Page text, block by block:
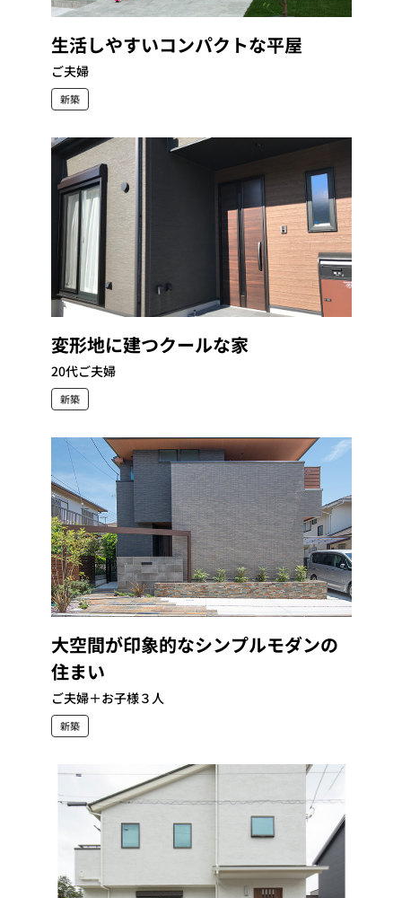
生活しやすいコンパクトな平屋
ご夫婦
新築
変形地に建つクールな家
20代ご夫婦
新築
大空間が印象的なシンプルモダンの
住まい
ご夫婦＋お子様３人
新築